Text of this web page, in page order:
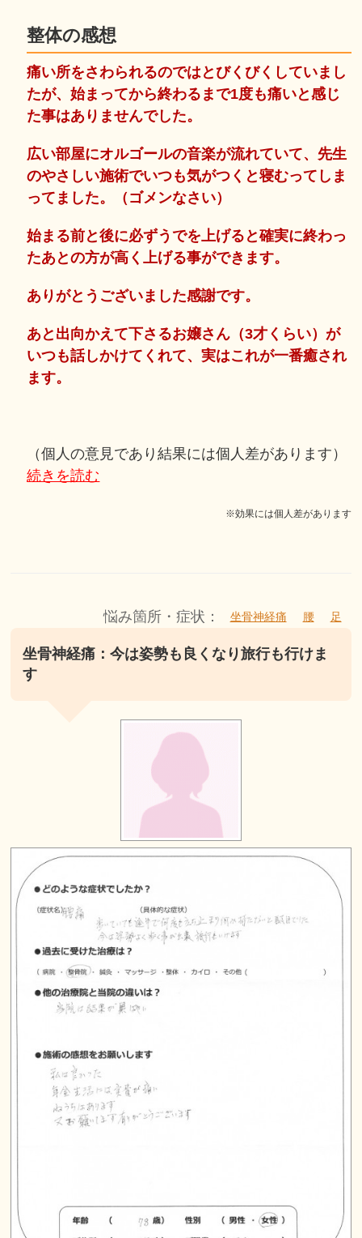
整体の感想
痛い所をさわられるのではとびくびくしていまし
たが、始まってから終わるまで1度も痛いと感じ
た事はありませんでした。
広い部屋にオルゴールの音楽が流れていて、先生
のやさしい施術でいつも気がつくと寝むってしま
ってました。（ゴメンなさい）
始まる前と後に必ずうでを上げると確実に終わっ
たあとの方が高く上げる事ができます。
ありがとうございました感謝です。
あと出向かえて下さるお嬢さん（3才くらい）が
いつも話しかけてくれて、実はこれが一番癒され
ます。
（個人の意見であり結果には個人差があります）
続きを読む
※効果には個人差があります
悩み箇所・症状： 坐骨神経痛 腰 足
坐骨神経痛：今は姿勢も良くなり旅行も行けま
す